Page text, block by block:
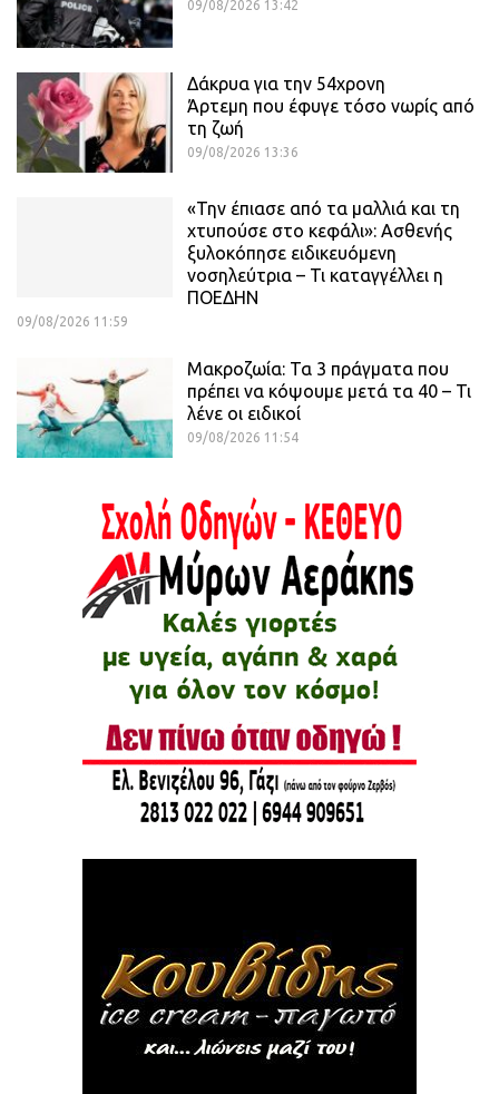
09/08/2026 13:42
Δάκρυα για την 54χρονη
Άρτεμη που έφυγε τόσο νωρίς από
τη ζωή
09/08/2026 13:36
«Την έπιασε από τα μαλλιά και τη
χτυπούσε στο κεφάλι»: Ασθενής
ξυλοκόπησε ειδικευόμενη
νοσηλεύτρια – Τι καταγγέλλει η
ΠΟΕΔΗΝ
09/08/2026 11:59
Μακροζωία: Τα 3 πράγματα που
πρέπει να κόψουμε μετά τα 40 – Τι
λένε οι ειδικοί
09/08/2026 11:54